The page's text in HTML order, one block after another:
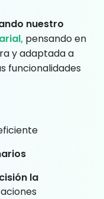
nuestro
pensando en
y adaptada a
funcionalidades
la